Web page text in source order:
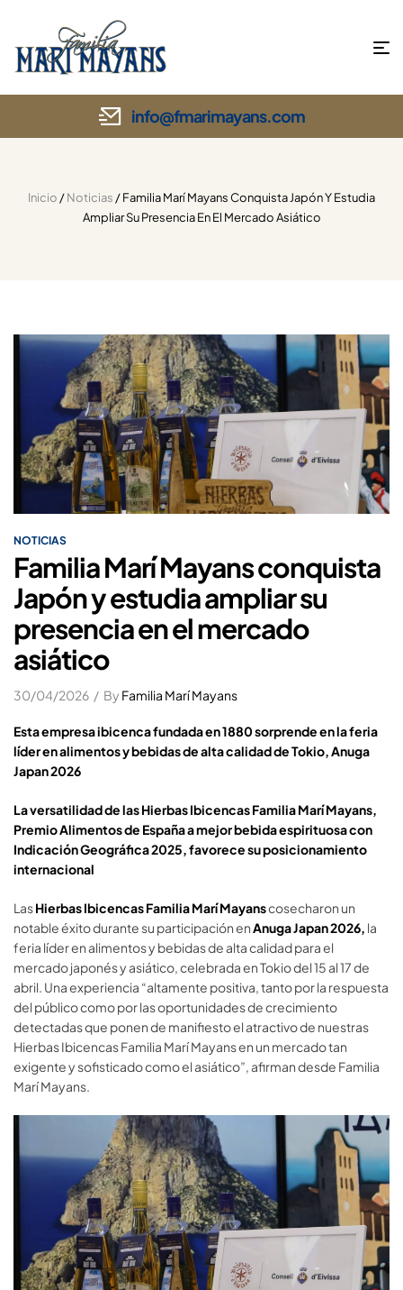
info@fmarimayans.com
Inicio /Noticias / Familia Marí Mayans Conquista Japón Y Estudia
Ampliar Su Presencia En El Mercado Asiático
NOTICIAS
Familia Marí Mayans conquista
Japón y estudia ampliar su
presencia en el mercado
asiático
30/04/2026 By Familia Marí Mayans
Esta empresa ibicenca fundada en 1880sorprende en la feria
líder en alimentos y bebidas de alta calidad de Tokio,Anuga
Japan2026
La versatilidad delas Hierbas Ibicencas Familia Marí Mayans,
Premio Alimentos de España a mejorbebida espirituosa con
Indicación Geográfica 2025,favorece su posicionamiento
internacional
LasHierbas Ibicencas Familia Marí Mayanscosecharon un
notable éxito durante su participación enAnugaJapan2026, la
feria líder en alimentos y bebidas de alta calidad para el
mercado japonés y asiático, celebrada en Tokio del 15 al 17 de
abril. Una experiencia “altamente positiva, tanto por la respuesta
del público como por las oportunidades de crecimiento
detectadas que ponen de manifiesto el atractivo de nuestras
Hierbas Ibicencas Familia Marí Mayans en un mercado tan
exigente y sofisticado como el asiático”, afirman desde Familia
Marí Mayans.